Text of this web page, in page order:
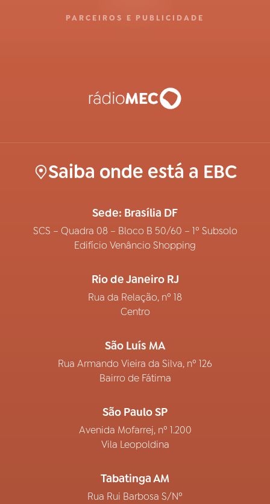
PARCEIROS E PUBLICIDADE
Saiba onde está a EBC
Sede: Brasília DF
SCS – Quadra 08 – Bloco B 50/60 – 1º Subsolo
Edifício Venâncio Shopping
Rio de Janeiro RJ
Rua da Relação, nº 18
Centro
São Luís MA
Rua Armando Vieira da Silva, nº 126
Bairro de Fátima
São Paulo SP
Avenida Mofarrej, nº 1.200
Vila Leopoldina
Tabatinga AM
Rua Rui Barbosa S/Nº